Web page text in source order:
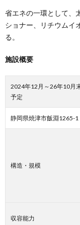
省エネの一環として、
ショナー、リチウムイ
る。
施設概要
2024年12月～26年10月
予定
静岡県焼津市飯淵1265-1
構造・規模
収容能力